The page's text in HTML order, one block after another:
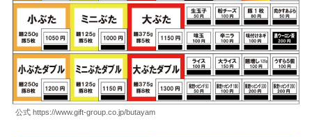
公式 https://www.gift-group.co.jp/butayam